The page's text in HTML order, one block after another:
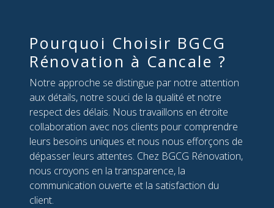
Pourquoi Choisir BGCG
Rénovation à Cancale ?
Notre approche se distingue par notre attention
aux détails, notre souci de la qualité et notre
respect des délais. Nous travaillons en étroite
collaboration avec nos clients pour comprendre
leurs besoins uniques et nous nous efforçons de
dépasser leurs attentes. Chez BGCG Rénovation,
nous croyons en la transparence, la
communication ouverte et la satisfaction du
client.